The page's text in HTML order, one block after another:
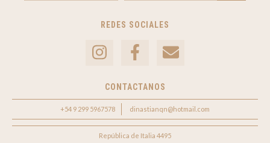
REDES SOCIALES
CONTACTANOS
+54 9 299 5967578 dinastianqn@hotmail.com
República de Italia 4495